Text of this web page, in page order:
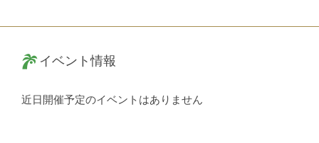
イベント情報
近日開催予定のイベントはありません